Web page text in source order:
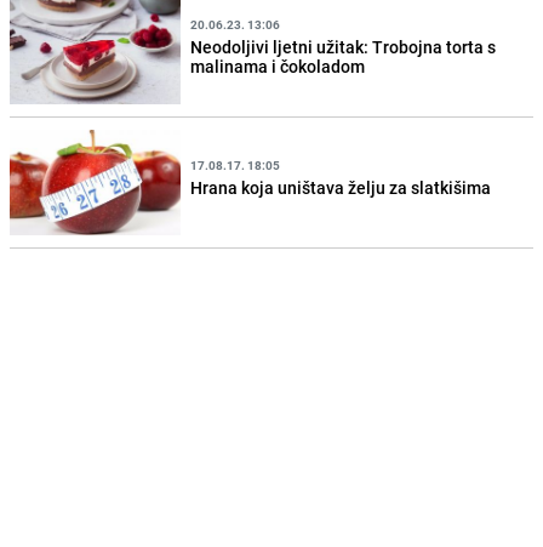
20.06.23. 13:06
Neodoljivi ljetni užitak: Trobojna torta s
malinama i čokoladom
17.08.17. 18:05
Hrana koja uništava želju za slatkišima